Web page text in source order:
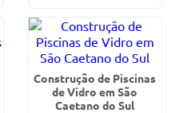
Construção de Piscinas
de Vidro em São
Caetano do Sul